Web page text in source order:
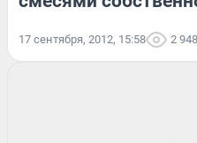
17 сентября, 2012, 15:58 2 948